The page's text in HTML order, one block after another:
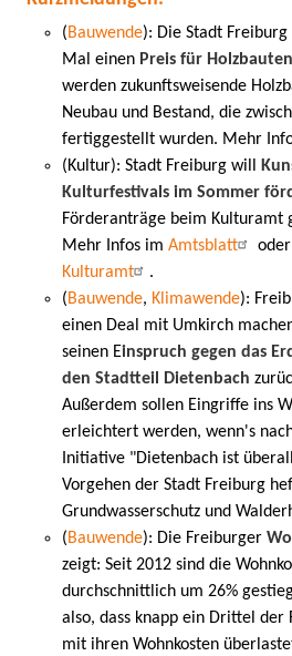
(Bauwende): Die Stadt
Mal einen Preis für Holzbauten
werden zukunftsweisende
Neubau und Bestand, die
fertiggestellt wurden. Mehr
(Kultur): Stadt Freiburg will
Kulturfestivals im Sommer
Förderanträge beim Kulturamt
Mehr Infos im Amtsblatt
Kulturamt
.
(Bauwende, Klimawende):
einen Deal mit Umkirch
seinen Einspruch gegen das
den Stadtteil Dietenbach
Außerdem sollen Eingriffe ins
erleichtert werden, wenn's
Initiative "Dietenbach ist
Vorgehen der Stadt Freiburg
Grundwasserschutz und
(Bauwende): Die Freiburger
zeigt: Seit 2012 sind die
durchschnittlich um 26%
also, dass knapp ein Drittel
mit ihren Wohnkosten